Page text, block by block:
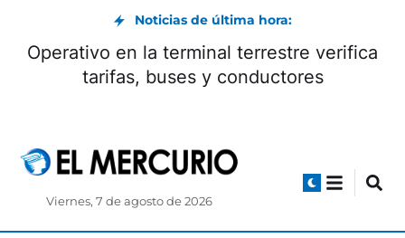
Noticias de última hora:
Operativo en la terminal terrestre verifica
tarifas, buses y conductores
Viernes, 7 de agosto de 2026